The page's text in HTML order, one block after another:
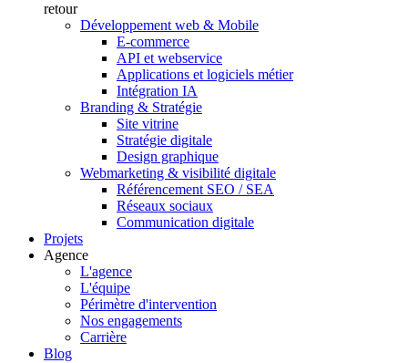
retour
Développement web & Mobile
E-commerce
API et webservice
Applications et logiciels métier
Intégration IA
Branding & Stratégie
Site vitrine
Stratégie digitale
Design graphique
Webmarketing & visibilité digitale
Référencement SEO / SEA
Réseaux sociaux
Communication digitale
Projets
Agence
L'agence
L'équipe
Périmètre d'intervention
Nos engagements
Carrière
Blog